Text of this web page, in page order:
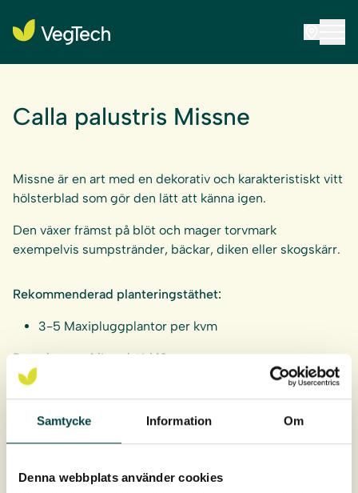
Samtycke Information Om
Denna webbplats använder cookies
Calla palustris Missne
Missne är en art med en dekorativ och karakteristiskt vitt
hölsterblad som gör den lätt att känna igen.
Den växer främst på blöt och mager torvmark
exempelvis sumpstränder, bäckar, diken eller skogskärr.
Rekommenderad planteringstäthet:
3-5 Maxipluggplantor per kvm
Rotvolym: ca 1 liter, höjd 12 cm.
Leverans: April-oktober